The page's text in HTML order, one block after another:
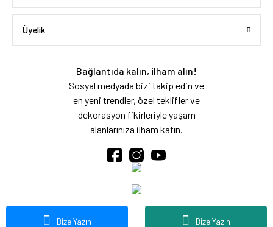
Bize Yazın
Bize Yazın
Üyelik
Bağlantıda kalın, ilham alın!
Sosyal medyada bizi takip edin ve
en yeni trendler, özel teklifler ve
dekorasyon fikirleriyle yaşam
alanlarınıza ilham katın.